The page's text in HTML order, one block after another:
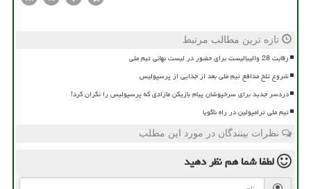
تازه ترین مطالب مرتبط
رقابت 28 والیبالیست برای حضور در لیست نهائی تیم ملی
شروع تلخ مدافع تیم ملی بعد از جدایی از پرسپولیس
دردسر جدید برای سرخپوشان پیام بازیکن مازادی که پرسپولیس را نگران کرد!
تیم ملی ترامپولین در راه ناگویا
نظرات بینندگان در مورد این مطلب
لطفا شما همنظر دهید